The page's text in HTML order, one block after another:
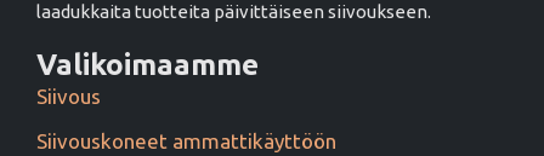
laadukkaita tuotteita päivittäiseen siivoukseen.
Valikoimaamme
Siivous
Siivouskoneet ammattikäyttöön